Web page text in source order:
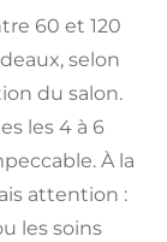
60 et 120
selon
du salon.
les 4 à 6
À la
attention :
les soins